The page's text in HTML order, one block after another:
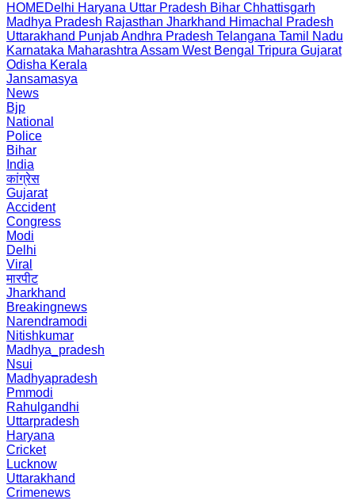
HOMEDelhi Haryana Uttar Pradesh Bihar Chhattisgarh
Madhya Pradesh Rajasthan Jharkhand Himachal Pradesh
Uttarakhand PunjabAndhra Pradesh Telangana Tamil Nadu
Karnataka Maharashtra Assam West Bengal Tripura Gujarat
Odisha Kerala
Jansamasya
News
Bjp
National
Police
Bihar
India
कांग्रेस
Gujarat
Accident
Congress
Modi
Delhi
Viral
मारपीट
Jharkhand
Breakingnews
Narendramodi
Nitishkumar
Madhya_pradesh
Nsui
Madhyapradesh
Pmmodi
Rahulgandhi
Uttarpradesh
Haryana
Cricket
Lucknow
Uttarakhand
Crimenews